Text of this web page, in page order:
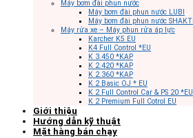
Máy bơm đài phun nước
Máy bơm đài phun nước LUBI
Máy bơm đài phun nước SHAKTI
Máy rửa xe – Máy phun rửa áp lực
Karcher K5 EU
K4 Full Control *EU
K 3.450 *KAP
K 2.420 *KAP
K 2.360 *KAP
K 2 Basic OJ * EU
K 2 Full Control Car & PS 20 *EU
K 2 Premium Full Cotrol EU
Giới thiệu
Hướng dẫn kỹ thuật
Mặt hàng bán chạy